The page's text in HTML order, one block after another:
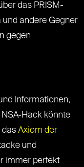
das PRISM-
andere Gegner
gegen
Informationen,
Hack könnte
das Axiom der
und
immer perfekt